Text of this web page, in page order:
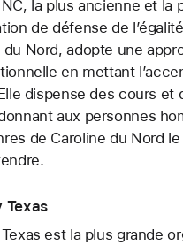
la plus ancienne et la
de défense de
du Nord, adopte une
en mettant
dispense des cours et
aux personnes
de Caroline du Nord
Texas
est la plus grande